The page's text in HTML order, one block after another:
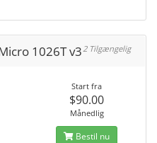
1026T v32 Tilgængelig
Start fra
$90.00
Månedlig
Bestil nu